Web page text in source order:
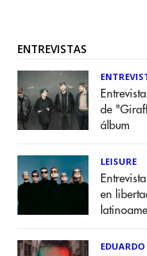
ENTREVISTAS
de
álbum
LEISURE
en
EDUARDO